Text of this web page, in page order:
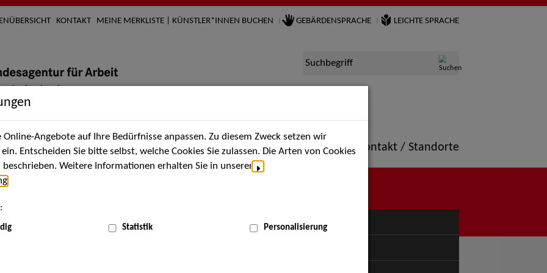
KONTAKT MEINE MERKLISTE | KÜNSTLER*INNEN BUCHEN GEBÄRDENSPRACHE LEICHTE SPRACHE
Suchbegriff
Künstler*innen Über uns Aktuelles Termine Portfolio Kontakt / Standorte
MENÜ
Angebote auf Ihre Bedürfnisse anpassen. Zu diesem Zweck setzen wir
Entscheiden Sie bitte selbst, welche Cookies Sie zulassen. Die Arten von Cookies
Weitere Informationen erhalten Sie in unserer
Statistik Personalisierung